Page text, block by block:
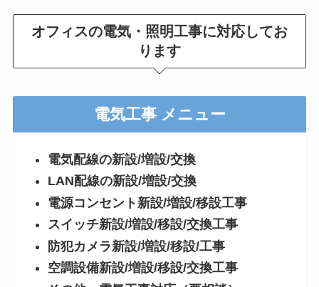
オフィスの電気・照明工事に対応してお
ります
電気工事 メニュー
電気配線の新設/増設/交換
LAN配線の新設/増設/交換
電源コンセント新設/増設/移設工事
スイッチ新設/増設/移設/交換工事
防犯カメラ新設/増設/移設/工事
空調設備新設/増設/移設/交換工事